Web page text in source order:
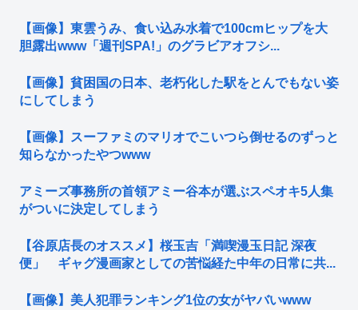
【画像】東雲うみ、食い込み水着で100cmヒップを大
胆露出www「週刊SPA!」のグラビアオフシ...
【画像】貧困国の日本、老朽化した駅をとんでもない姿
にしてしまう
【画像】スーファミのマリオでこいつら倒せるのずっと
知らなかったやつwww
アミーズ事務所の首領アミー谷本が選ぶスペオキ5人集
がついに決定してしまう
【谷原店長のオススメ】桜玉吉「満喫漫玉日記 深夜
便」 ギャグ漫画家としての苦悩経た中年の日常に共...
【画像】美人犯罪ランキング1位の女がヤバいwww